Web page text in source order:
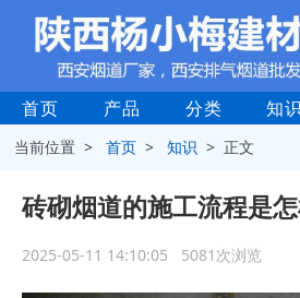
首页 产品 分类 知识
当前位置 >首页 >知识 > 正文
砖砌烟道的施工流程是
2025-05-11 14:10:05 5081次浏览